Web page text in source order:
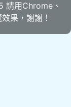
請用Chrome 、
果，謝謝！